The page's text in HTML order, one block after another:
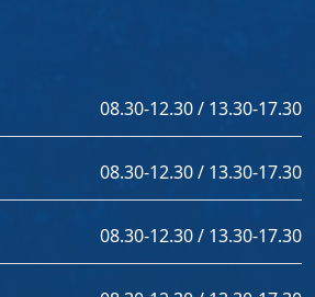
08.30-12.30 / 13.30-17.30
08.30-12.30 / 13.30-17.30
08.30-12.30 / 13.30-17.30